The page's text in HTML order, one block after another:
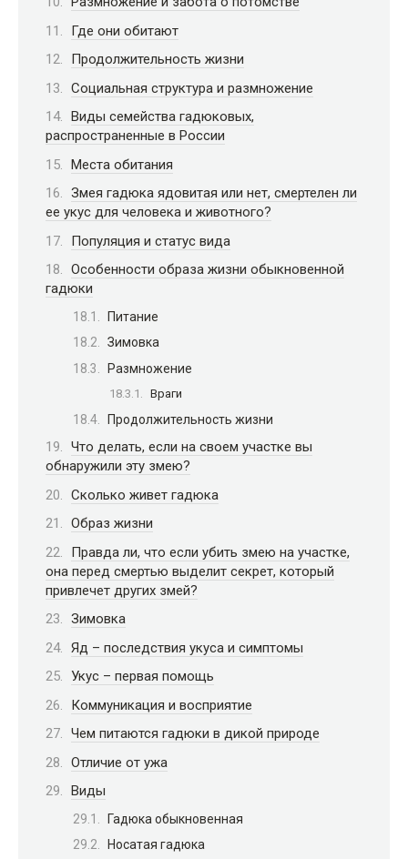
Где они обитают
Продолжительность жизни
Социальная структура и размножение
Виды семейства гадюковых,
распространенные в России
Места обитания
Змея гадюка ядовитая или нет, смертелен ли
ее укус для человека и животного?
Популяция и статус вида
Особенности образа жизни обыкновенной
гадюки
Питание
Зимовка
Размножение
Враги
Продолжительность жизни
Что делать, если на своем участке вы
обнаружили эту змею?
Сколько живет гадюка
Образ жизни
Правда ли, что если убить змею на участке,
она перед смертью выделит секрет, который
привлечет других змей?
Зимовка
Яд – последствия укуса и симптомы
Укус – первая помощь
Коммуникация и восприятие
Чем питаются гадюки в дикой природе
Отличие от ужа
Виды
Гадюка обыкновенная
Носатая гадюка